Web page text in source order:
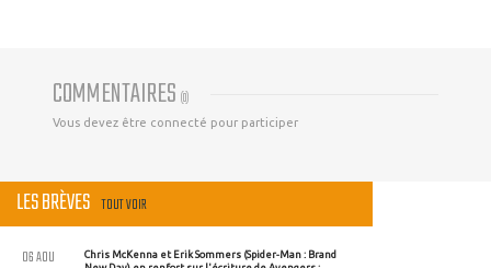
COMMENTAIRES (0)
Vous devez être connecté pour participer
LES BRÈVES TOUT VOIR
Chris McKenna et Erik Sommers (Spider-Man : Brand
06 AOU